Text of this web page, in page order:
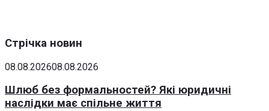
Стрічка новин
08.08.202608.08.2026
Шлюб без формальностей? Які юридичні
наслідки має спільне життя